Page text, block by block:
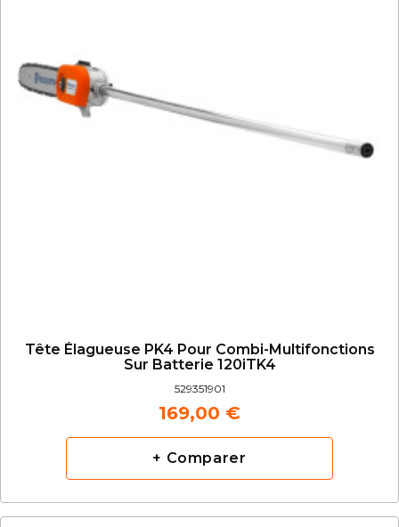
Tête Élagueuse PK4 Pour Combi-Multifonctions
Sur Batterie 120iTK4
529351901
169,00 €
+ Comparer